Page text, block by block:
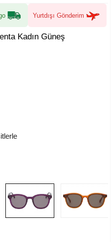
Yurtdışı Gönderim
Kadın Güneş